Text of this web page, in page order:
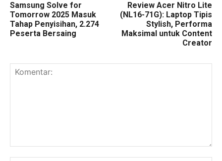
Samsung Solve for
Tomorrow 2025 Masuk
Tahap Penyisihan, 2.274
Peserta Bersaing
Review Acer Nitro Lite
(NL16-71G): Laptop Tipis
Stylish, Performa
Maksimal untuk Content
Creator